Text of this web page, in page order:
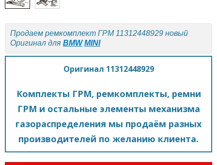
Продаем ремкомплект ГРМ 11312448929 новый
Оригинал для BMW MINI
Оригинал 11312448929
Комплекты ГРМ, ремкомплекты, ремни
ГРМ и остальные элементы механизма
газораспределения мы продаём разных
производителей по желанию клиента.